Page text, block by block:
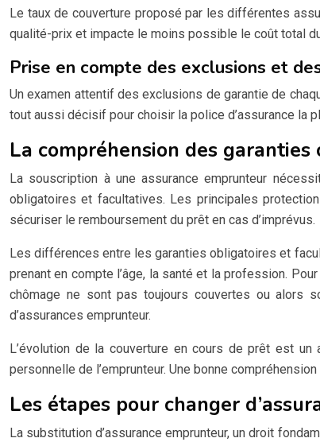
Le taux de couverture proposé par les différentes
qualité-prix et impacte le moins possible le coût total
Prise en compte des exclusions et
Un examen attentif des exclusions de garantie de
tout aussi décisif pour choisir la police d’assurance la
La compréhension des
La souscription à une assurance emprunteur
obligatoires et facultatives. Les principales
sécuriser le remboursement du prêt en cas d’imprévus.
Les différences entre les garanties obligatoires et
prenant en compte l’âge, la santé et la profession.
chômage ne sont pas toujours couvertes ou alors
d’assurances emprunteur.
L’évolution de la couverture en cours de prêt est
personnelle de l’emprunteur. Une bonne
Les étapes pour changer
La substitution d’assurance emprunteur, un droit